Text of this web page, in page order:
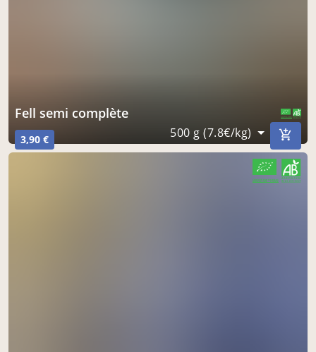
Fell semi complète
3,90 € 500 g (7.8€/kg)
CERTIFIÉ PAR FR-BIO-01
AGRICULTURE FRANCE